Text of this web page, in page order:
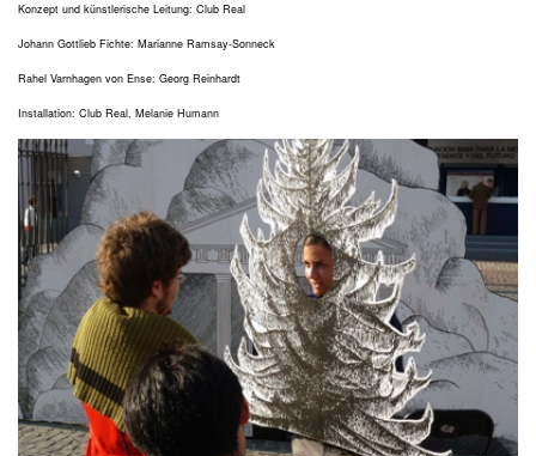
Konzept und künstlerische Leitung: Club Real
Johann Gottlieb Fichte: Marianne Ramsay-Sonneck
Rahel Varnhagen von Ense: Georg Reinhardt
Installation: Club Real, Melanie Humann